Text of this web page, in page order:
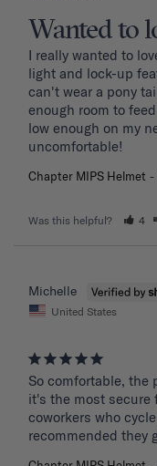
Wanted to
I really wanted to
light and lock-up
can't wear a pony
enough room to
low enough on my
uncomfortable!
Chapter MIPS Helmet
Was this helpful? 4
Michelle
United States
So comfortable, the
it's the most secure
coworkers who
recommended they